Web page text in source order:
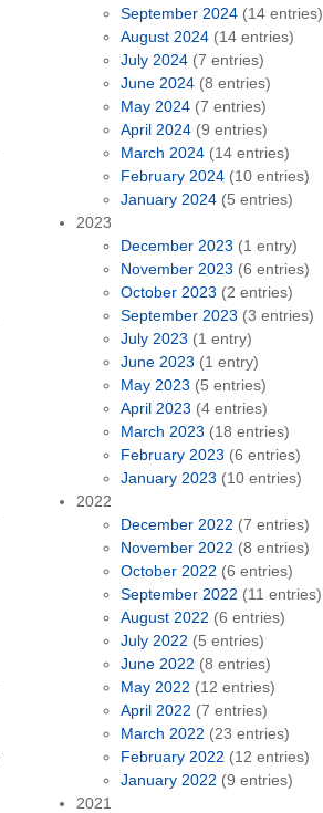
September 2024 (14 entries)
August 2024 (14 entries)
July 2024 (7 entries)
June 2024 (8 entries)
May 2024 (7 entries)
April 2024 (9 entries)
March 2024 (14 entries)
February 2024 (10 entries)
January 2024 (5 entries)
2023
December 2023 (1 entry)
November 2023 (6 entries)
October 2023 (2 entries)
September 2023 (3 entries)
July 2023 (1 entry)
June 2023 (1 entry)
May 2023 (5 entries)
April 2023 (4 entries)
March 2023 (18 entries)
February 2023 (6 entries)
January 2023 (10 entries)
2022
December 2022 (7 entries)
November 2022 (8 entries)
October 2022 (6 entries)
September 2022 (11 entries)
August 2022 (6 entries)
July 2022 (5 entries)
June 2022 (8 entries)
May 2022 (12 entries)
April 2022 (7 entries)
March 2022 (23 entries)
February 2022 (12 entries)
January 2022 (9 entries)
2021